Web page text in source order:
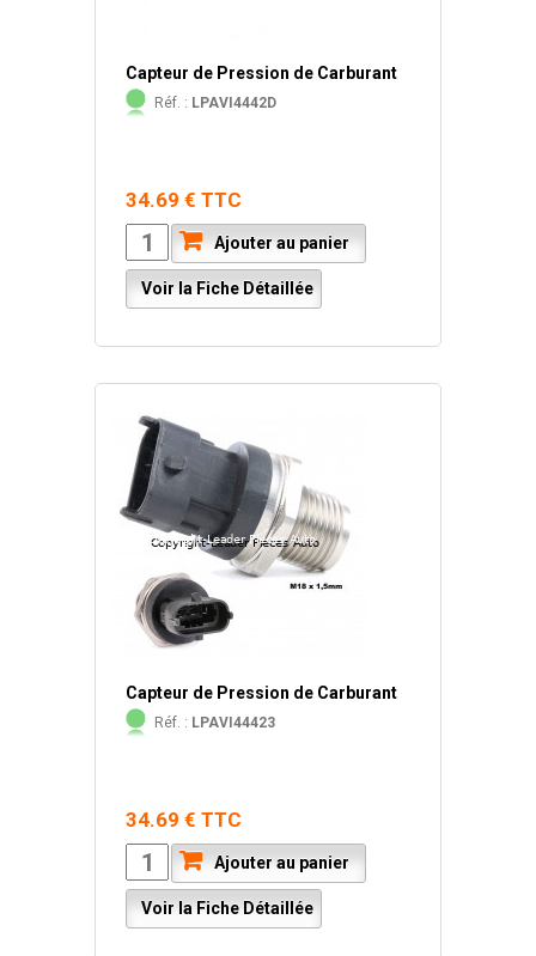
Capteur de Pression de Carburant
Réf. : LPAVI4442D
34.69 € TTC
Ajouter au panier
Voir la Fiche Détaillée
Capteur de Pression de Carburant
Réf. : LPAVI44423
34.69 € TTC
Ajouter au panier
Voir la Fiche Détaillée